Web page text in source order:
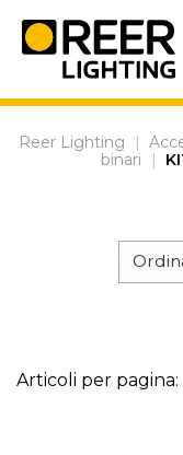
content
Reer Lighting |
binari
|
Articoli per pagina: